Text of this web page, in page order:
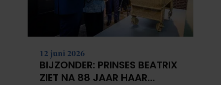
12 juni 2026
BIJZONDER: PRINSES BEATRIX
ZIET NA 88 JAAR HAAR